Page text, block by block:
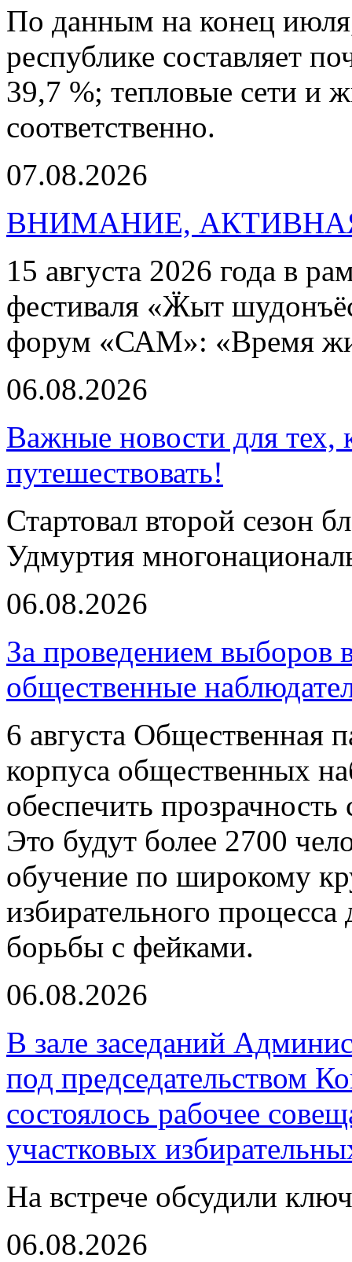
По данным на конец
республике составляет
39,7 %; тепловые сети и
соответственно.
07.08.2026
ВНИМАНИЕ,
15 августа 2026 года в
фестиваля «Ӝыт
форум «САМ»: «Время
06.08.2026
Важные новости для тех,
путешествовать!
Стартовал второй сезон
Удмуртия
06.08.2026
За проведением выборов
общественные
6 августа Общественная
корпуса общественных
обеспечить прозрачность
Это будут более 2700
обучение по широкому
избирательного
борьбы с фейками.
06.08.2026
В зале заседаний
под председательством
состоялось рабочее
участковых
На встрече обсудили
06.08.2026